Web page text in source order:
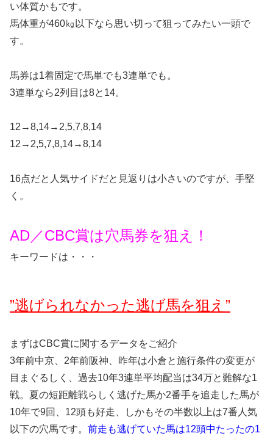
い体質かもです。
馬体重が460㎏以下なら思い切って狙ってみたい一頭で
す。
馬券は1着固定で馬単でも3連単でも。
3連単なら2列目は8と14。
12→8,14→2,5,7,8,14
12→2,5,7,8,14→8,14
16点だと人気サイドだと見返りは小さいのですが、手堅
く。
AD／CBC賞は穴馬券を狙え！
キーワードは・・・
”逃げられなかった逃げ馬を狙え”
まずはCBC賞に関するデータをご紹介
3年前中京、2年前阪神、昨年は小倉と施行条件の変更が
目まぐるしく、過去10年3連単平均配当は34万と難解な1
戦。夏の短距離戦らしく逃げた馬か2番手を追走した馬が
10年で9回、12頭も好走、しかもその半数以上は7番人気
以下の穴馬です。 前走も逃げていた馬は12頭中たったの1